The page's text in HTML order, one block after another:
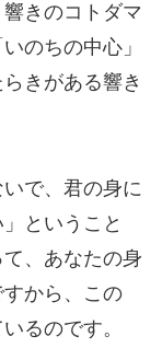
きのコトダマ
のちの中心」
きがある響き
で、君の身に
ということ
、あなたの身
から、この
るのです。